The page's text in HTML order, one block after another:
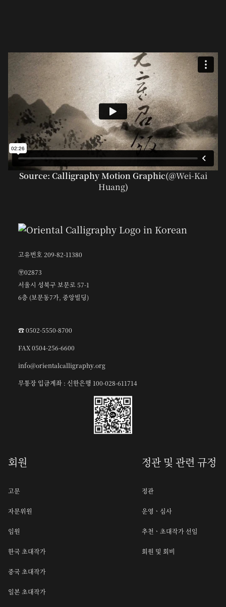
Source: Calligraphy Motion Graphic(@Wei-Kai
Huang)
고유번호 209-82-11380
〶02873
서울시 성북구 보문로 57-1
6층 (보문동7가, 중앙빌딩)
☎︎ 0502-5550-8700
FAX 0504-256-6600
info@orientalcalligraphy.org
무통장 입금계좌 : 신한은행 100-028-611714
회원
고문
자문위원
임원
한국 초대작가
중국 초대작가
일본 초대작가
정관 및 관련 규정
정관
운영ㆍ심사
추천ㆍ초대작가 선임
회원 및 회비